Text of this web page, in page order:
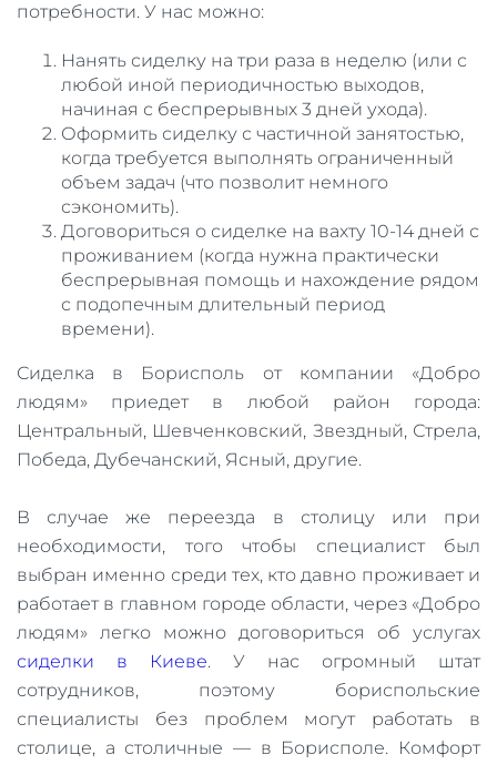
потребности. У нас можно:
Нанять сиделку на три раза в неделю (или с
любой иной периодичностью выходов,
начиная с беспрерывных 3 дней ухода).
Оформить сиделку с частичной занятостью,
когда требуется выполнять ограниченный
объем задач (что позволит немного
сэкономить).
Договориться о сиделке на вахту 10-14 дней с
проживанием (когда нужна практически
беспрерывная помощь и нахождение рядом
с подопечным длительный период
времени).
Сиделка в Борисполь от компании «Добро
людям» приедет в любой район города:
Центральный, Шевченковский, Звездный, Стрела,
Победа, Дубечанский, Ясный, другие.
В случае же переезда в столицу или при
необходимости, того чтобы специалист был
выбран именно среди тех, кто давно проживает и
работает в главном городе области, через «Добро
людям» легко можно договориться об услугах
сиделки в Киеве. У нас огромный штат
сотрудников, поэтому бориспольские
специалисты без проблем могут работать в
столице, а столичные — в Борисполе. Комфорт